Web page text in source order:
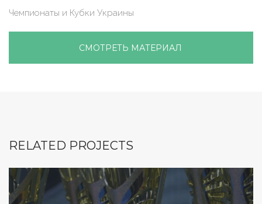
Чемпионаты и Кубки Украины
СМОТРЕТЬ МАТЕРИАЛ
RELATED PROJECTS